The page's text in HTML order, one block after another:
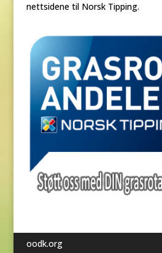
nettsidene til Norsk Tipping.
oodk.org